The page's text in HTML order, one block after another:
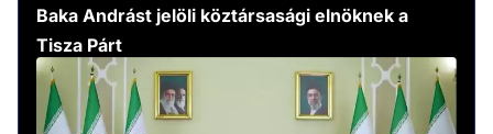
Baka Andrást jelöli köztársasági elnöknek a
Tisza Párt